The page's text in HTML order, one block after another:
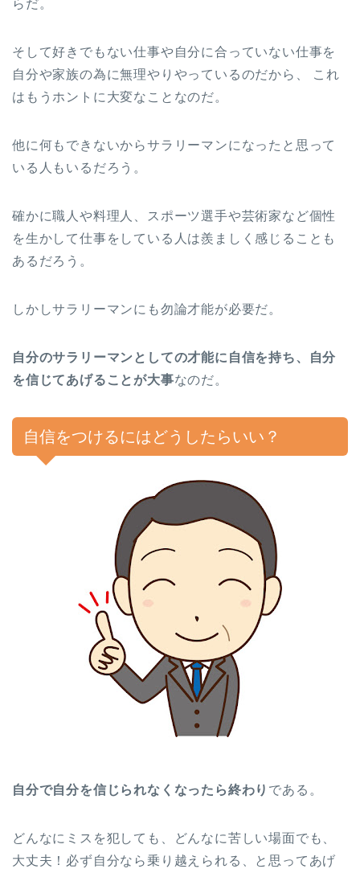
らだ。
そして好きでもない仕事や自分に合っていない仕事を
自分や家族の為に無理やりやっているのだから、 これ
はもうホントに大変なことなのだ。
他に何もできないからサラリーマンになったと思って
いる人もいるだろう。
確かに職人や料理人、スポーツ選手や芸術家など個性
を生かして仕事をしている人は羨ましく感じることも
あるだろう。
しかしサラリーマンにも勿論才能が必要だ。
自分のサラリーマンとしての才能に自信を持ち、自分
を信じてあげることが大事なのだ。
自信をつけるにはどうしたらいい？
自分で自分を信じられなくなったら終わり である。
どんなにミスを犯しても、どんなに苦しい場面でも、
大丈夫！必ず自分なら乗り越えられる、と思ってあげ